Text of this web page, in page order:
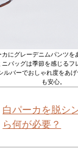
にグレーデニムパンツ
ニバッグは季節を感じる
ルバーでおしゃれ度をあ
も安心。
白パーカを脱シ
ら何が必要？